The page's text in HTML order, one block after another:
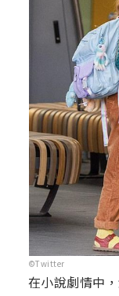
©Twitter
在小說劇情中